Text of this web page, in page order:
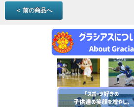
＜ 前の商品へ